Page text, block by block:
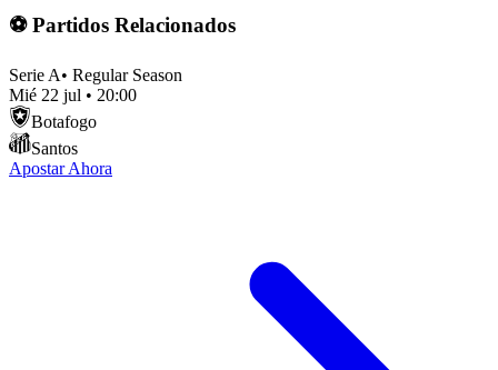
⚽ Partidos Relacionados
Serie A• Regular Season
Mié 22 jul • 20:00
Botafogo
Santos
Apostar Ahora